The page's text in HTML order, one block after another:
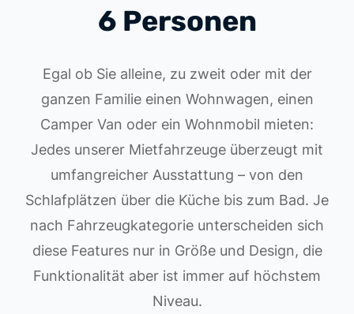
6 Personen
Egal ob Sie alleine, zu zweit oder mit der
ganzen Familie einen Wohnwagen, einen
Camper Van oder ein Wohnmobil mieten:
Jedes unserer Mietfahrzeuge überzeugt mit
umfangreicher Ausstattung – von den
Schlafplätzen über die Küche bis zum Bad. Je
nach Fahrzeugkategorie unterscheiden sich
diese Features nur in Größe und Design, die
Funktionalität aber ist immer auf höchstem
Niveau.